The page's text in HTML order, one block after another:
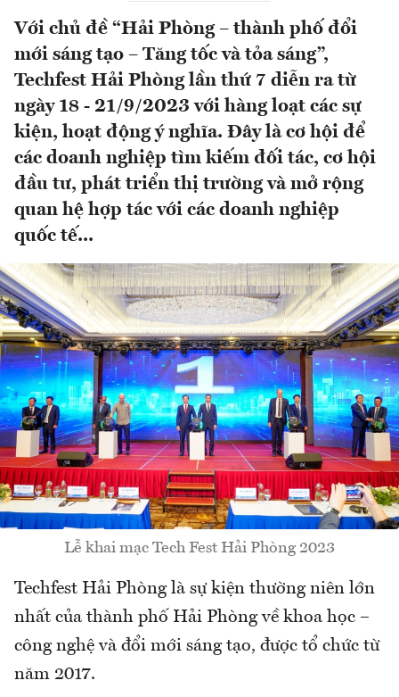
Với chủ đề “Hải Phòng – thành phố đổi
mới sáng tạo – Tăng tốc và tỏa sáng”,
Techfest Hải Phòng lần thứ 7 diễn ra từ
ngày 18 - 21/9/2023 với hàng loạt các sự
kiện, hoạt động ý nghĩa. Đây là cơ hội để
các doanh nghiệp tìm kiếm đối tác, cơ hội
đầu tư, phát triển thị trường và mở rộng
quan hệ hợp tác với các doanh nghiệp
quốc tế...
Lễ khai mạc Tech Fest Hải Phòng 2023
Techfest Hải Phòng là sự kiện thường niên lớn
nhất của thành phố Hải Phòng về khoa học –
công nghệ và đổi mới sáng tạo, được tổ chức từ
năm 2017.